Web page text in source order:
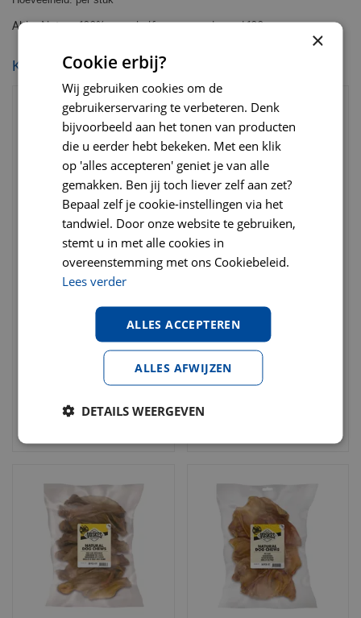
Abby Nature 100% puur kalfspezen gedroogd 100 gr.
KIJK OOK EENS NAAR:
Voskes kipfilet strips 400
vanaf 2 stuks
,
Voskes pensstaafjes
vanaf 2 stuks
€ 10
Per stuk
×
Cookie erbij?
Wij gebruiken cookies om de
gebruikerservaring te verbeteren. Denk
bijvoorbeeld aan het tonen van producten
die u eerder hebt bekeken. Met een klik
op 'alles accepteren' geniet je van alle
gemakken. Ben jij toch liever zelf aan zet?
Bepaal zelf je cookie-instellingen via het
tandwiel. Door onze website te gebruiken,
stemt u in met alle cookies in
overeenstemming met ons Cookiebeleid.
Lees verder
ALLES ACCEPTEREN
ALLES AFWIJZEN
DETAILS WEERGEVEN